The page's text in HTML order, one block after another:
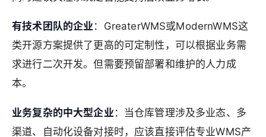
有技术团队的企业：GreaterWMS或ModernWMS这
类开源方案提供了更高的可定制性，可以根据业务需
求进行二次开发。但需要预留部署和维护的人力成
本。
业务复杂的中大型企业：当仓库管理涉及多业态、多
渠道、自动化设备对接时，应该直接评估专业WMS产